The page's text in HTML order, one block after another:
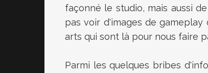
façonné le studio, mais aussi
pas voir d'images de
arts qui sont là pour nous faire
Parmi les quelques bribes